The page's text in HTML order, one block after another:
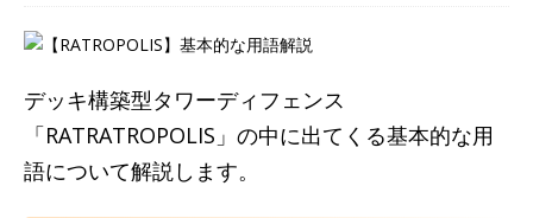
デッキ構築型タワーディフェンス
「RATRATROPOLIS」の中に出てくる基本的な用
語について解説します。